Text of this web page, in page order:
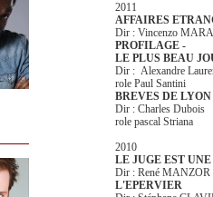
2011
AFFAIRES
Dir : Vincenzo
PROFILAGE -
LE PLUS BEAU
Dir : Alexandre
role Paul Santini
BREVES DE LYON
Dir : Charles Dubois
role pascal Striana
2010
LE JUGE EST
Dir : René MANZOR
L'EPERVIER